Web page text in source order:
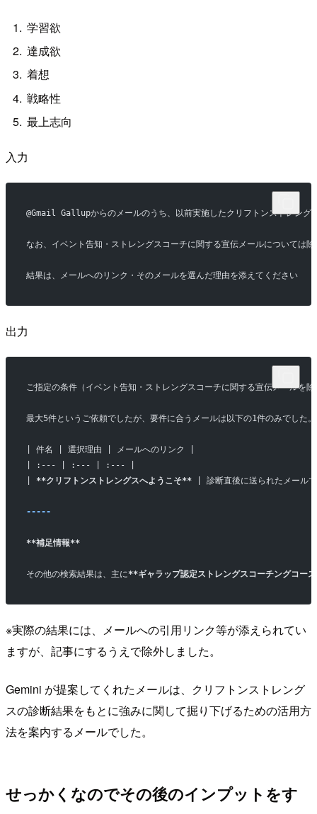
学習欲
達成欲
着想
戦略性
最上志向
入力
@Gmail Gallupからのメールのうち、以前実施したクリフトンストレング
なお、イベント告知・ストレングスコーチに関する宣伝メールについては
結果は、メールへのリンク・そのメールを選んだ理由を添えてください
出力
ご指定の条件（イベント告知・ストレングスコーチに関する宣伝メールを
最大5件というご依頼でしたが、要件に合うメールは以下の1件のみでした。
| 件名 | 選択理由 | メールへのリンク |
| :--- | :--- | :--- |
**クリフトンストレングスへようこそ** | 診断直後に送られたメールで
-----
**補足情報**
その他の検索結果は、主に**ギャラップ認定ストレングスコーチングコー
※実際の結果には、メールへの引用リンク等が添えられてい
ますが、記事にするうえで除外しました。
Gemini が提案してくれたメールは、クリフトンストレング
スの診断結果をもとに強みに関して掘り下げるための活用方
法を案内するメールでした。
せっかくなのでその後のインプットをす